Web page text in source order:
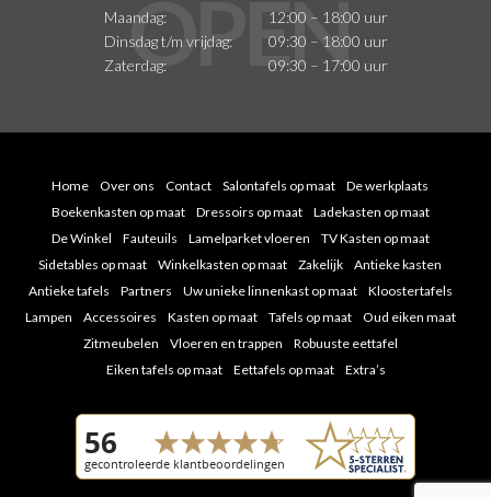
Maandag:
12:00 – 18:00 uur
Dinsdag t/m vrijdag:
09:30 – 18:00 uur
Zaterdag:
09:30 – 17:00 uur
Home Over ons Contact Salontafels op maat
De werkplaats
Boekenkasten op maat
Dressoirs op maat
Ladekasten op maat
De Winkel
Fauteuils Lamelparket vloeren
TV Kasten op maat
Sidetables op maat
Winkelkasten op maat Zakelijk
Antieke kasten
Antieke tafels
Partners Uw unieke linnenkast op maat
Kloostertafels
Lampen
Accessoires Kasten op maat Tafels op maat
Oud eiken maat
Zitmeubelen
Vloeren en trappen
Robuuste eettafel
Eiken tafels op maat
Eettafels op maat Extra’s